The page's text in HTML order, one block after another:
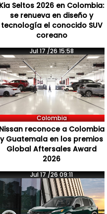
Kia Seltos 2026 en Colombia:
se renueva en diseño y
tecnología el conocido SUV
coreano
Jul 17 /26 15:58
Colombia
Nissan reconoce a Colombia
y Guatemala en los premios
Global Aftersales Award
2026
Jul 17 /26 09:11